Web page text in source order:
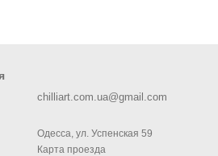
chilliart.com.ua@gmail.com
Одесса, ул. Успенская 59
Карта проезда